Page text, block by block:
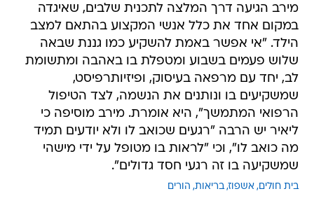
מירב הגיעה דרך המלצה לתכנית שלבים, שאיגדה
במקום אחד את כלל אנשי המקצוע בהתאם למצב
הילד. "אי אפשר באמת להשקיע כמו גננת שבאה
שלוש פעמים בשבוע ומטפלת בו באהבה ומתשומת
לב, יחד עם מרפאה בעיסוק, ופיזיותרפיסט,
שמשקיעים בו ונותנים את הנשמה, לצד הטיפול
הרפואי המתמשך", היא אומרת. מירב מוסיפה כי
ליאיר יש הרבה "רגעים שכואב לו ולא יודעים תמיד
מה כואב לו", וכי "לראות בו מטופל על ידי מישהי
שמשקיעה בו זה רגעי חסד גדולים".
בית חולים אשפוז בריאות הורים